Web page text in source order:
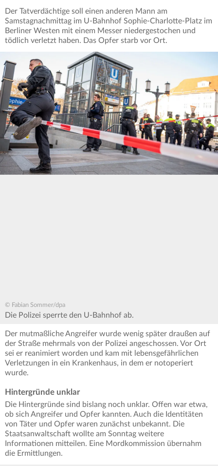
Der Tatverdächtige soll einen anderen Mann am
Samstagnachmittag im U-Bahnhof Sophie-Charlotte-Platz im
Berliner Westen mit einem Messer niedergestochen und
tödlich verletzt haben. Das Opfer starb vor Ort.
© Fabian Sommer/dpa
Die Polizei sperrte den U-Bahnhof ab.
Der mutmaßliche Angreifer wurde wenig später draußen auf
der Straße mehrmals von der Polizei angeschossen. Vor Ort
sei er reanimiert worden und kam mit lebensgefährlichen
Verletzungen in ein Krankenhaus, in dem er notoperiert
wurde.
Hintergründe unklar
Die Hintergründe sind bislang noch unklar. Offen war etwa,
ob sich Angreifer und Opfer kannten. Auch die Identitäten
von Täter und Opfer waren zunächst unbekannt. Die
Staatsanwaltschaft wollte am Sonntag weitere
Informationen mitteilen. Eine Mordkommission übernahm
die Ermittlungen.